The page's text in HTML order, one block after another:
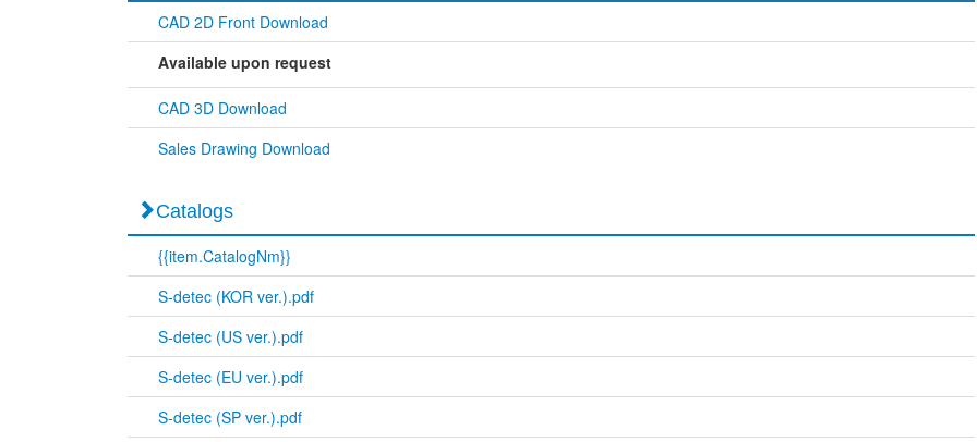
CAD 2D Front Download
Available upon request
CAD 3D Download
Sales Drawing Download
Catalogs
{{item.CatalogNm}}
S-detec (KOR ver.).pdf
S-detec (US ver.).pdf
S-detec (EU ver.).pdf
S-detec (SP ver.).pdf